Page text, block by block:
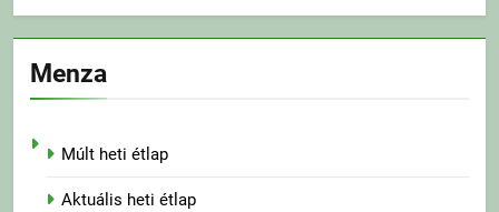
Menza
Múlt heti étlap
Aktuális heti étlap